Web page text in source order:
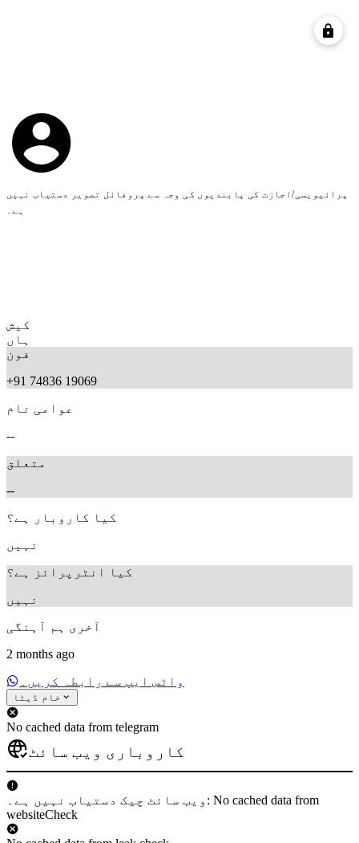
پرائیویسی/اجازت کی پابندیوں کی وجہ سے پروفائل تصویر دستیاب نہیں
ہے۔
کیش
ہاں
فون
+91 74836 19069
عوامی نام
--
متعلق
--
کیا کاروبار ہے؟
نہیں
کیا انٹرپرائز ہے؟
نہیں
آخری ہم آہنگی
2 months ago
واٹس ایپ سے رابطہ کریں۔
خام ڈیٹا
No cached data from telegram
کاروباری ویب سائٹ
ویب سائٹ چیک دستیاب نہیں ہے۔: No cached data from
websiteCheck